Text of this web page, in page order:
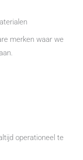
merken waar we
operationeel te